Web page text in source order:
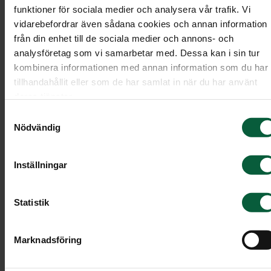
funktioner för sociala medier och analysera vår trafik. Vi
vidarebefordrar även sådana cookies och annan information
från din enhet till de sociala medier och annons- och
analysföretag som vi samarbetar med. Dessa kan i sin tur
kombinera informationen med annan information som du har
tillhandahållit eller som de har samlat in när du har använt
Nödvändig
Inställningar
Statistik
Marknadsföring
dikter och om det finns tillfälle för defilering,
att passera kistan eller urnan i ett avsked.
Programkortet är på det viset ett bra stöd för de
närvarande och en vägledning om hur ceremonin
kommer att gå till.
Men programkortet fyller också en annan viktig
funktion. Många väljer att spara det som ett fint
minne från begravningen. Ofta finns ett foto av
Utforma programkortet
Programkortet kan utformas precis på det sätt du
själv önskar. Det finns ingen färdig mall eller